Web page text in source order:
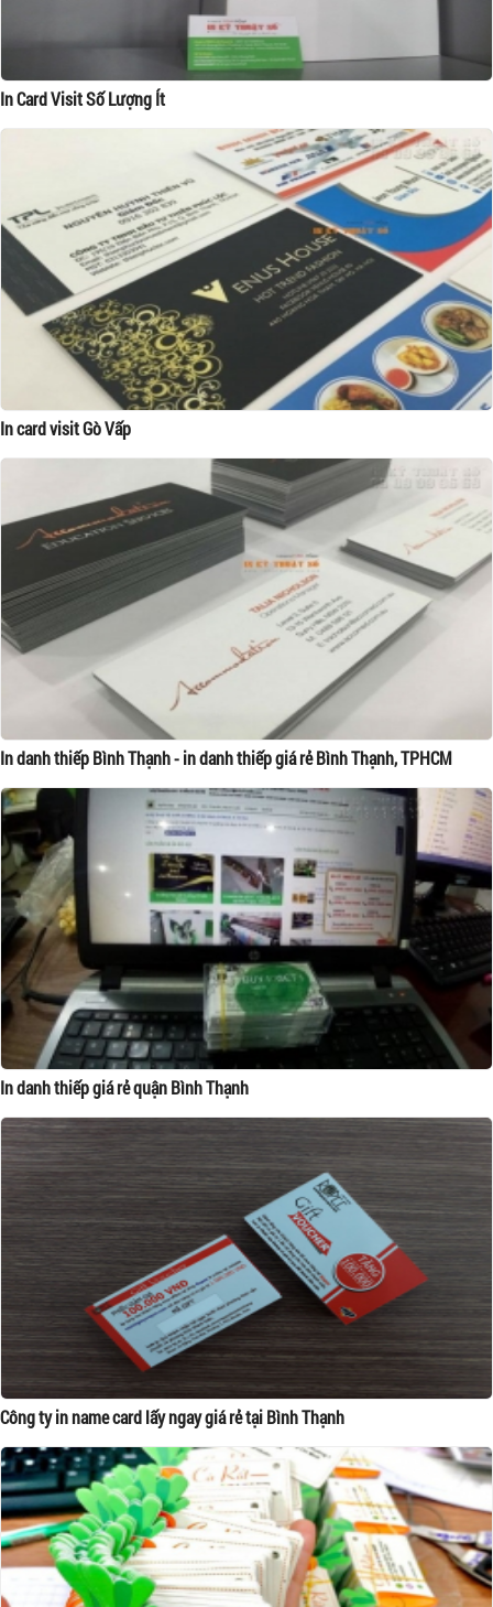
In Card Visit Số Lượng Ít
In card visit Gò Vấp
In danh thiếp Bình Thạnh - in danh thiếp giá rẻ Bình Thạnh, TPHCM
In danh thiếp giá rẻ quận Bình Thạnh
Công ty in name card lấy ngay giá rẻ tại Bình Thạnh